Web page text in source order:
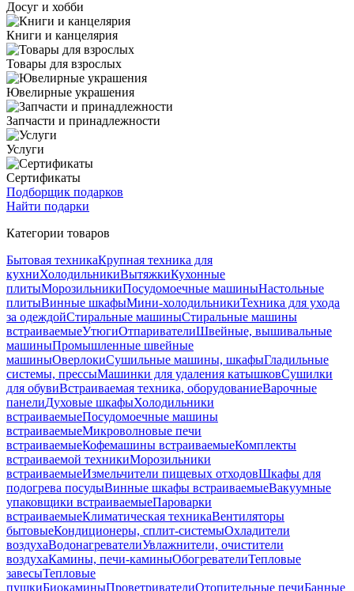
Досуг и хобби
Книги и канцелярия
Товары для взрослых
Ювелирные украшения
Запчасти и принадлежности
Услуги
Сертификаты
Подборщик подарков
Найти подарки
Категории товаров
Бытовая техникаКрупная техника для
кухниХолодильникиВытяжкиКухонные
плитыМорозильникиПосудомоечные машиныНастольные
плитыВинные шкафыМини-холодильникиТехника для ухода
за одеждойСтиральные машиныСтиральные машины
встраиваемыеУтюгиОтпаривателиШвейные, вышивальные
машиныПромышленные швейные
машиныОверлокиСушильные машины, шкафыГладильные
системы, прессыМашинки для удаления катышковСушилки
для обувиВстраиваемая техника, оборудованиеВарочные
панелиДуховые шкафыХолодильники
встраиваемыеПосудомоечные машины
встраиваемыеМикроволновые печи
встраиваемыеКофемашины встраиваемыеКомплекты
встраиваемой техникиМорозильники
встраиваемыеИзмельчители пищевых отходовШкафы для
подогрева посудыВинные шкафы встраиваемыеВакуумные
упаковщики встраиваемыеПароварки
встраиваемыеКлиматическая техникаВентиляторы
бытовыеКондиционеры, сплит-системыОхладители
воздухаВодонагревателиУвлажнители, очистители
воздухаКамины, печи-каминыОбогревателиТепловые
завесыТепловые
пушкиБиокаминыПроветривателиОтопительные печиБанные